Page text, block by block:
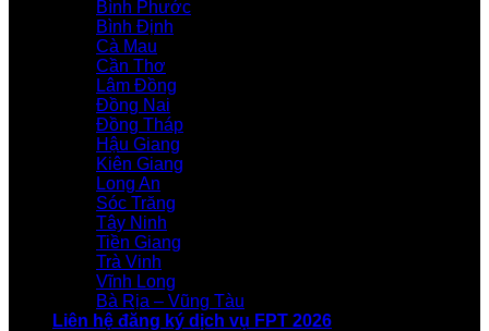
Bình Phước
Bình Định
Cà Mau
Cần Thơ
Lâm Đồng
Đồng Nai
Đồng Tháp
Hậu Giang
Kiên Giang
Long An
Sóc Trăng
Tây Ninh
Tiền Giang
Trà Vinh
Vĩnh Long
Bà Rịa – Vũng Tàu
Liên hệ đăng ký dịch vụ FPT 2026